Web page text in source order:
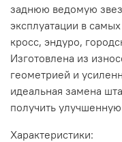
заднюю ведомую
эксплуатации в
кросс, эндуро,
Изготовлена из
геометрией и
идеальная замена
получить
Характеристики: